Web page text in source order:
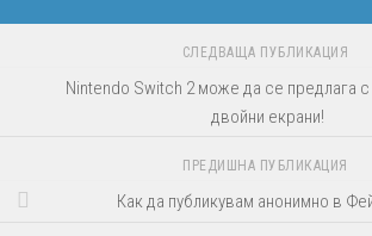
СЛЕДВАЩА ПУБЛИКАЦИЯ
Nintendo Switch 2 може да се предлага
двойни екрани!
ПРЕДИШНА ПУБЛИКАЦИЯ
Как да публикувам анонимно в